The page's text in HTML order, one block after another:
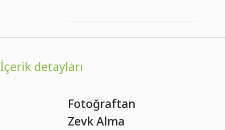
İçerik detayları
Fotoğraftan
Zevk Alma